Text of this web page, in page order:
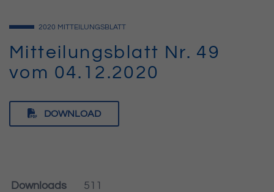
2020 MITTEILUNGSBLATT
Mitteilungsblatt Nr. 49
vom 04.12.2020
DOWNLOAD
Downloads 511